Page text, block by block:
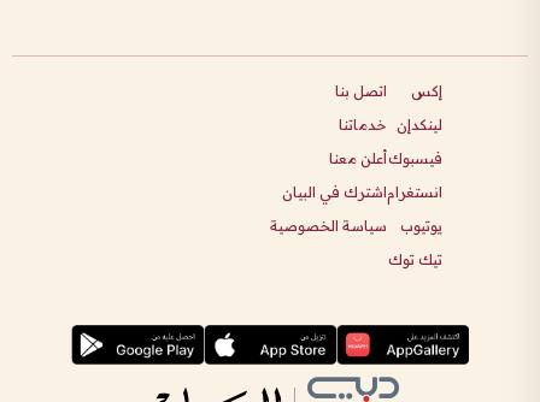
إكس
لينكدإن
فيسبوك
انستغرام
يوتيوب
تيك توك
اتصل بنا
خدماتنا
أعلن معنا
اشترك في البيان
سياسة الخصوصية